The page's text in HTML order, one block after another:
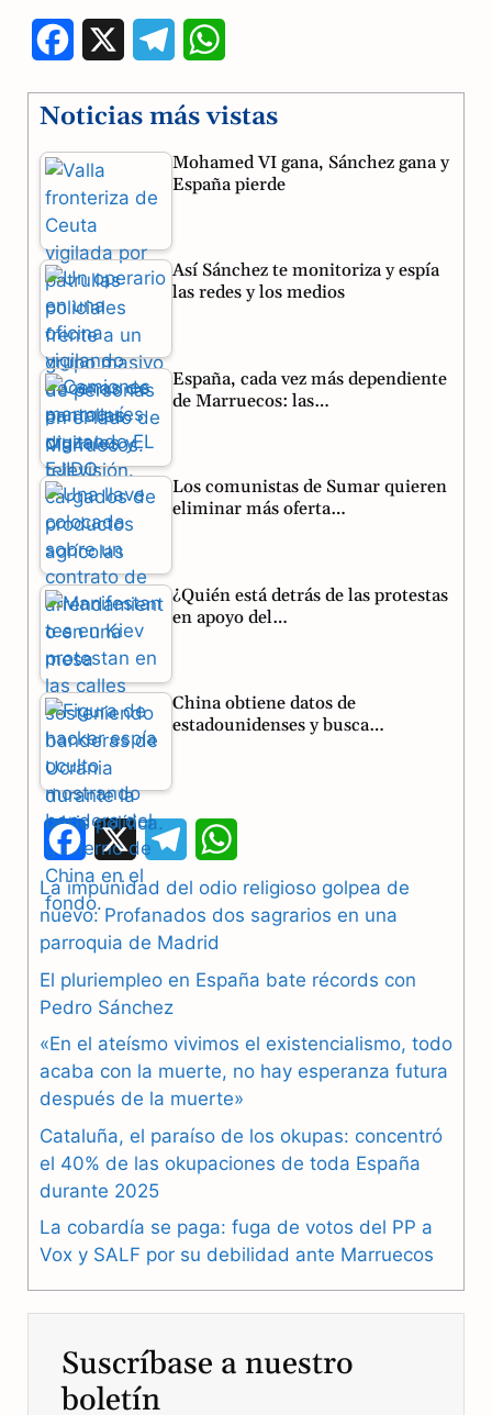
c
e
b
o
o
k
l
e
a
a
t
p
Noticias más vistas
Mohamed VI gana, Sánchez gana y
España pierde
Así Sánchez te monitoriza y espía
las redes y los medios
España, cada vez más dependiente
de Marruecos: las…
Los comunistas de Sumar quieren
eliminar más oferta…
¿Quién está detrás de las protestas
en apoyo del…
China obtiene datos de
estadounidenses y busca…
F
a
c
b
o
o
k
X
e
l
r
a
m
h
a
A
p
p
La impunidad del odio religioso golpea de
nuevo: Profanados dos sagrarios en una
parroquia de Madrid
El pluriempleo en España bate récords con
Pedro Sánchez
«En el ateísmo vivimos el existencialismo, todo
acaba con la muerte, no hay esperanza futura
después de la muerte»
Cataluña, el paraíso de los okupas: concentró
el 40% de las okupaciones de toda España
durante 2025
La cobardía se paga: fuga de votos del PP a
Vox y SALF por su debilidad ante Marruecos
Suscríbase a nuestro
boletín